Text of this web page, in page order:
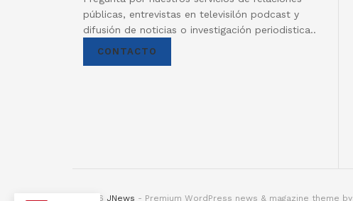
públicas, entrevistas en televisilón podcast y
difusión de noticias o investigación periodistica..
CONTACTO
© 2026 JNews - Premium WordPress news & magazine theme by